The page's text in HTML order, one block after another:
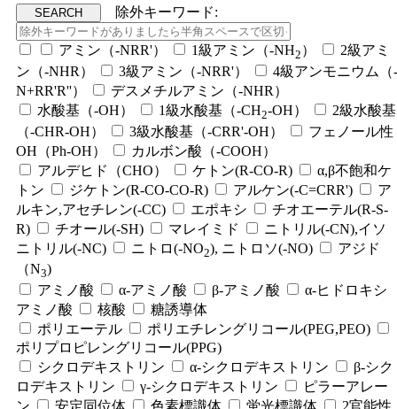
除外キーワード:
アミン（-NRR'） 1級アミン（-NH2 ）
2級アミ
ン（-NHR）
3級アミン（-NRR'）
4級アンモニウム（-
N+RR'R''）
デスメチルアミン（-NHR）
水酸基（-OH）
1級水酸基（-CH2-OH）
2級水酸基
（-CHR-OH）
3級水酸基（-CRR'-OH）
フェノール性
OH（Ph-OH）
カルボン酸（-COOH）
アルデヒド（CHO）
ケトン(R-CO-R)
α,β不飽和ケ
トン
ジケトン(R-CO-CO-R) アルケン(-C=CRR')
ア
ルキン,アセチレン(-CC)
エポキシ
チオエーテル(R-S-
R)
チオール(-SH) マレイミド
ニトリル(-CN),イソ
ニトリル(-NC)
ニトロ(-NO2), ニトロソ(-NO)
アジド
（N3)
アミノ酸
α-アミノ酸 β-アミノ酸
α-ヒドロキシ
アミノ酸
核酸
糖誘導体
ポリエーテル
ポリエチレングリコール(PEG,PEO)
ポリプロピレングリコール(PPG)
シクロデキストリン
α-シクロデキストリン
β-シク
ロデキストリン
γ-シクロデキストリン
ピラーアレー